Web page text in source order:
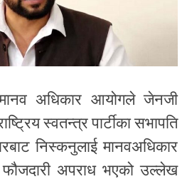
अधिकार आयोगले जेनजी
स्वतन्त्र पार्टीका सभापति
निस्कनुलाई मानवअधिकार
अपराध भएको उल्लेख